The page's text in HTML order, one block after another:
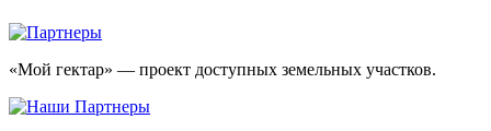
«Мой гектар» — проект доступных земельных участков.